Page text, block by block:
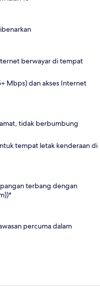
berwayar di tempat
Mbps) dan akses Internet
tidak berbumbung
tempat letak kenderaan di
terbang dengan
percuma dalam